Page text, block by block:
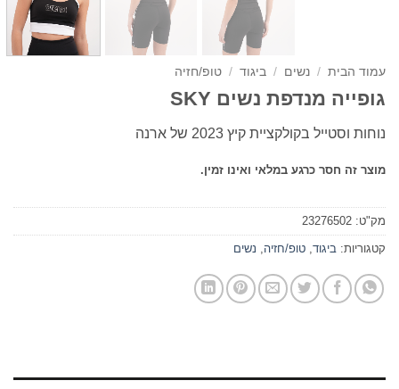
עמוד הבית / נשים / ביגוד / טופ/חזיה
גופייה מנדפת נשים SKY
נוחות וסטייל בקולקציית קיץ 2023 של ארנה
מוצר זה חסר כרגע במלאי ואינו זמין.
מק"ט: 23276502
קטגוריות: ביגוד, טופ/חזיה, נשים